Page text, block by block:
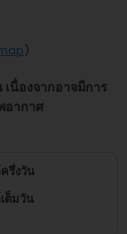
)
นื่องจากอาจมีการ
อากาศ
รึ่งวัน
ต็มวัน